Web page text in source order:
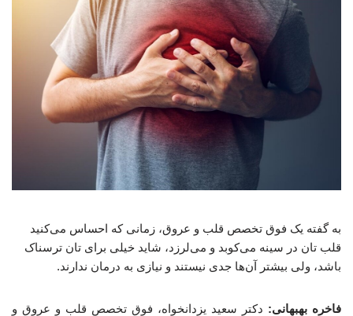
به گفته یک فوق تخصص قلب و عروق، زمانی‌ که احساس می‌کنید
قلب تان در سینه می‌کوبد و می‌لرزد، شاید خیلی برای تان ترسناک
باشد، ولی بیشتر آن‌ها جدی نیستند و نیازی به درمان ندارند.
فاخره بهبهانی: دکتر سعید یزدانخواه، فوق تخصص قلب و عروق و